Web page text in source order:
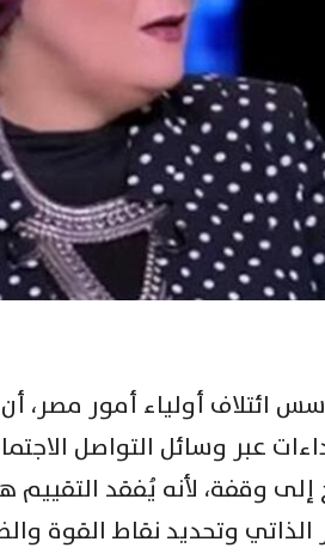
ائتلاف أولياء أمور مصر،
عبر وسائل التواصل
وقفة، لأنه يُفقد التقييم
وتحديد نقاط القوة